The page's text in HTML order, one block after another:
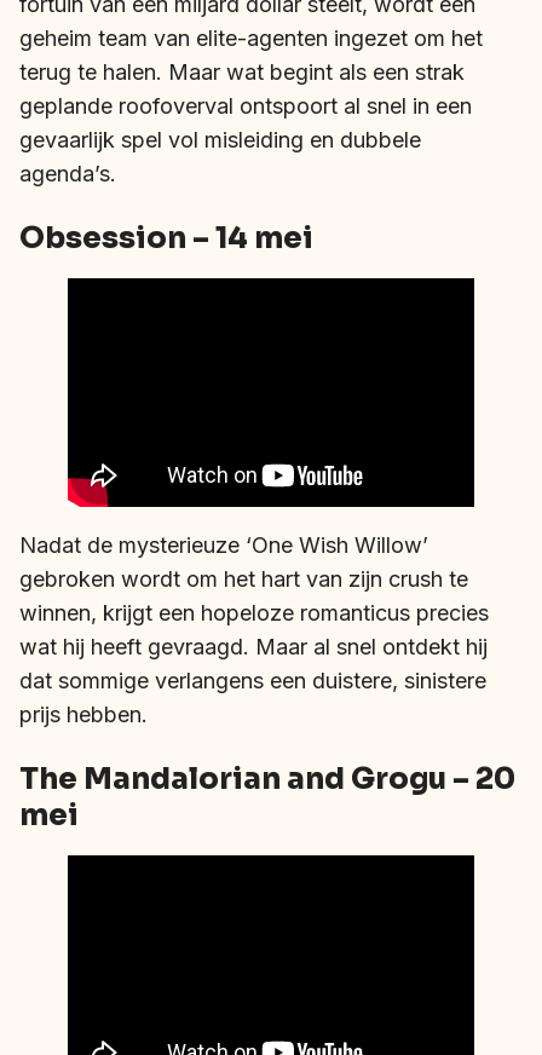
geheim team van elite-agenten ingezet om het
terug te halen. Maar wat begint als een strak
geplande roofoverval ontspoort al snel in een
gevaarlijk spel vol misleiding en dubbele
agenda’s.
Obsession – 14 mei
Nadat de mysterieuze ‘One Wish Willow’
gebroken wordt om het hart van zijn crush te
winnen, krijgt een hopeloze romanticus precies
wat hij heeft gevraagd. Maar al snel ontdekt hij
dat sommige verlangens een duistere, sinistere
prijs hebben.
The Mandalorian and Grogu – 20
mei